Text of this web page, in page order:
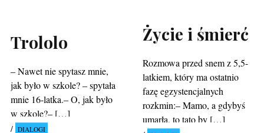
Życie i śmierć
Rozmowa przed snem z 5,5-
latkiem, który ma ostatnio
fazę egzystencjalnych
rozkmin:– Mamo, a gdybyś
umarła, to tato by […]
Trololo
– Nawet nie spytasz mnie,
jak było w szkole? – spytała
mnie 16-latka.– O, jak było
w szkole?– […]
DIALOGI